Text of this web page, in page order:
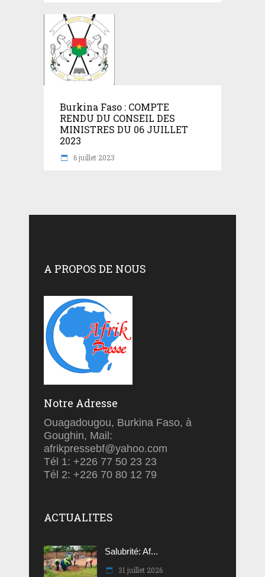
Burkina Faso : COMPTE
RENDU DU CONSEIL DES
MINISTRES DU 06 JUILLET
2023
6 juillet 2023
A PROPOS DE NOUS
Notre Adresse
Ouagadougou, Burkina Faso, à
Goughin, Mail:
afrikpressebf@yahoo.com
Tél 1: +226 77 50 23 23
Tél 2: +226 70 80 12 79
ACTUALITES
Salubrité: Af...
31 juillet 2026